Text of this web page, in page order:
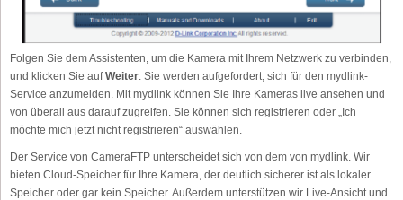
Folgen Sie dem Assistenten, um die Kamera mit Ihrem Netzwerk zu verbinden,
und klicken Sie aufWeiter. Sie werden aufgefordert, sich für den mydlink-
Service anzumelden. Mit mydlink können Sie Ihre Kameras live ansehen und
von überall aus darauf zugreifen. Sie können sich registrieren oder „Ich
möchte mich jetzt nicht registrieren“ auswählen.
Der Service von CameraFTP unterscheidet sich von dem von mydlink. Wir
bieten Cloud-Speicher für Ihre Kamera, der deutlich sicherer ist als lokaler
Speicher oder gar kein Speicher. Außerdem unterstützen wir Live-Ansicht und